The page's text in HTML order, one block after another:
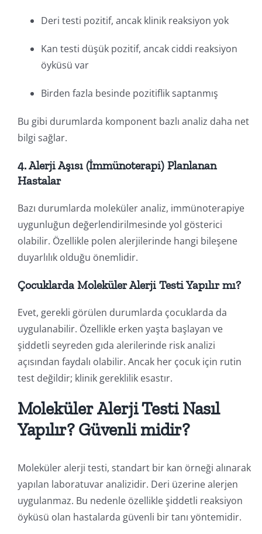
Deri testi pozitif, ancak klinik reaksiyon yok
Kan testi düşük pozitif, ancak ciddi reaksiyon
öyküsü var
Birden fazla besinde pozitiflik saptanmış
Bu gibi durumlarda komponent bazlı analiz daha net
bilgi sağlar.
4. Alerji Aşısı (İmmünoterapi) Planlanan
Hastalar
Bazı durumlarda moleküler analiz, immünoterapiye
uygunluğun değerlendirilmesinde yol gösterici
olabilir. Özellikle polen alerjilerinde hangi bileşene
duyarlılık olduğu önemlidir.
Çocuklarda Moleküler Alerji Testi Yapılır mı?
Evet, gerekli görülen durumlarda çocuklarda da
uygulanabilir. Özellikle erken yaşta başlayan ve
şiddetli seyreden gıda alerilerinde risk analizi
açısından faydalı olabilir. Ancak her çocuk için rutin
test değildir; klinik gereklilik esastır.
Moleküler Alerji Testi Nasıl
Yapılır? Güvenli midir?
Moleküler alerji testi, standart bir kan örneği alınarak
yapılan laboratuvar analizidir. Deri üzerine alerjen
uygulanmaz. Bu nedenle özellikle şiddetli reaksiyon
öyküsü olan hastalarda güvenli bir tanı yöntemidir.